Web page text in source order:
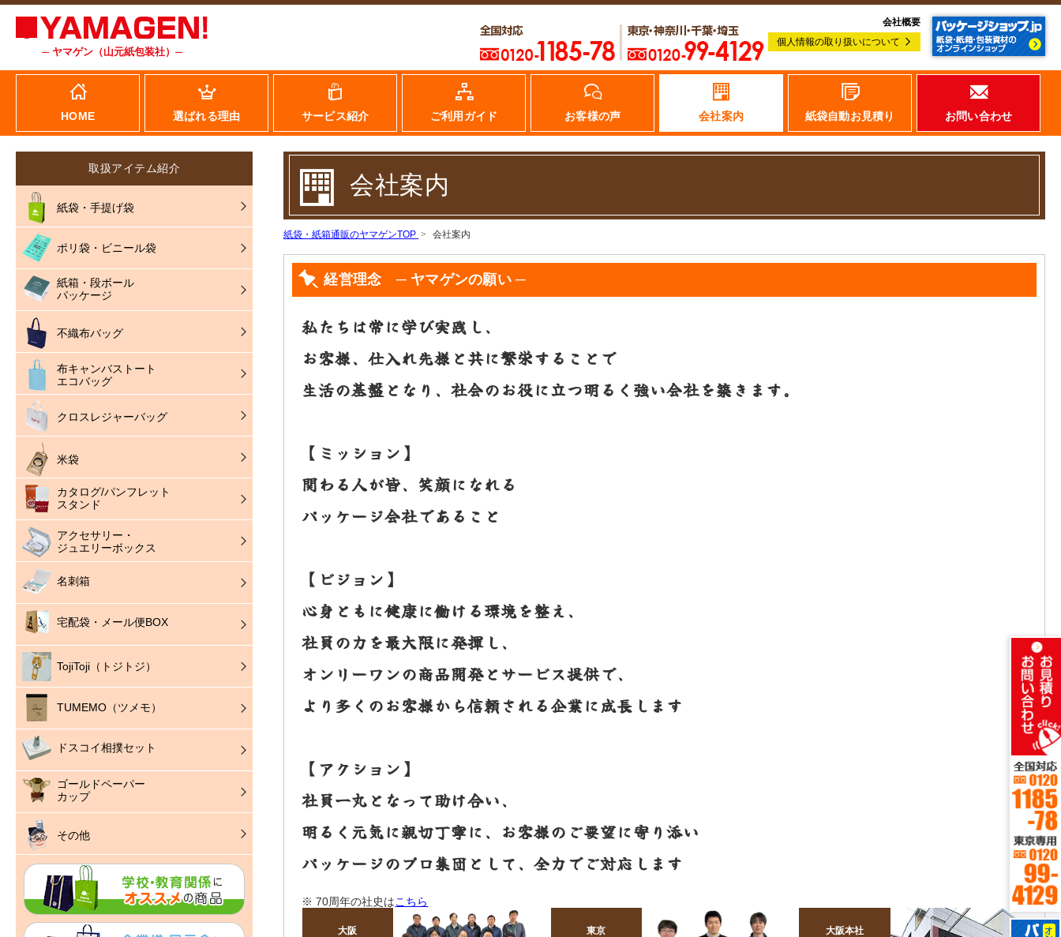
─ ヤマゲン（山元紙包装社）─
会社概要
個人情報の取り扱いについて
HOME 選ばれる理由 サービス紹介 ご利用ガイド お客様の声 会社案内 紙袋自動お見積り お問い合わせ
会社案内
紙袋・紙箱通販のヤマゲンTOP 会社案内
経営理念 ─ ヤマゲンの願い ─
私たちは常に学び実践し、
お客様、仕入れ先様と共に繫栄することで
生活の基盤となり、社会のお役に立つ明るく強い会社を築きます。
【ミッション】
関わる人が皆、笑顔になれる
パッケージ会社であること
【ビジョン】
心身ともに健康に働ける環境を整え、
社員の力を最大限に発揮し、
オンリーワンの商品開発とサービス提供で、
より多くのお客様から信頼される企業に成長します
【アクション】
社員一丸となって助け合い、
明るく元気に親切丁寧に、お客様のご要望に寄り添い
パッケージのプロ集団として、全力でご対応します
※ 70周年の社史はこちら
大阪
東京
大阪本社
取扱アイテム紹介
紙袋・手提げ袋
ポリ袋・ビニール袋
紙箱・段ボール
パッケージ
不織布バッグ
布キャンバストート
エコバッグ
クロスレジャーバッグ
米袋
カタログ/パンフレット
スタンド
アクセサリー・
ジュエリーボックス
名刺箱
宅配袋・メール便BOX
TojiToji（トジトジ）
TUMEMO（ツメモ）
ドスコイ相撲セット
ゴールドペーパー
カップ
その他